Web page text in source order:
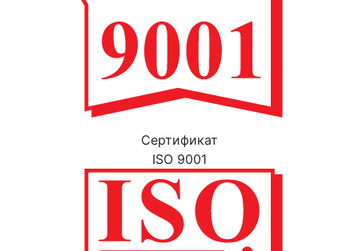
Cертификат
ISO 9001